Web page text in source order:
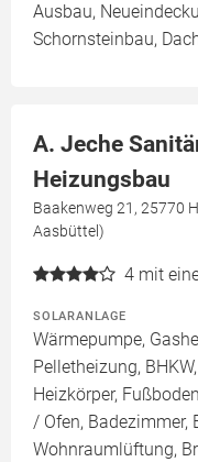
Ausbau,
Schornsteinbau,
A. Jeche
Heizungsbau
Baakenweg 21, 25770
Aasbüttel)
4 mit
SOLARANLAGE
Wärmepumpe,
Pelletheizung,
Heizkörper,
/ Ofen, Badezimmer,
Wohnraumlüftung,